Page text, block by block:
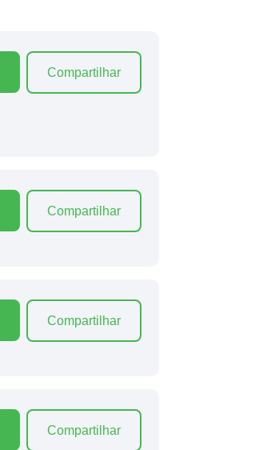
Compartilhar
Compartilhar
Compartilhar
Compartilhar